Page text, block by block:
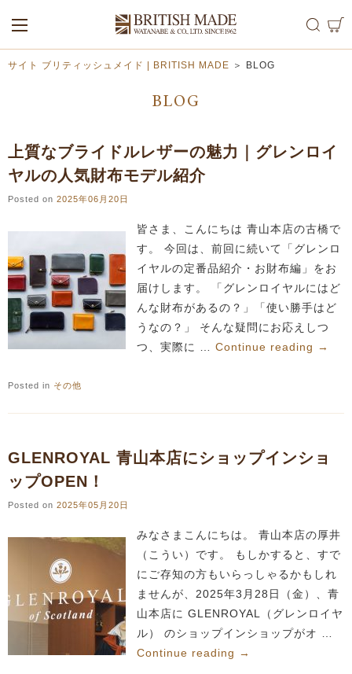
ALL MEN
WOMEN
サイト ブリティッシュメイド | BRITISH MADE ＞ BLOG
BLOG
上質なブライドルレザーの魅力｜グレンロイ
ヤルの人気財布モデル紹介
Posted on 2025年06月20日
皆さま、こんにちは 青山本店の古橋で
す。 今回は、前回に続いて「グレンロ
イヤルの定番品紹介・お財布編」をお
届けします。 「グレンロイヤルにはど
んな財布があるの？」「使い勝手はど
うなの？」 そんな疑問にお応えしつ
つ、実際に … Continue reading →
Posted in その他
GLENROYAL 青山本店にショップインショ
ップOPEN！
Posted on 2025年05月20日
みなさまこんにちは。 青山本店の厚井
（こうい）です。 もしかすると、すで
にご存知の方もいらっしゃるかもしれ
ませんが、2025年3月28日（金）、青
山本店に GLENROYAL（グレンロイヤ
ル） のショップインショップがオ …
Continue reading →